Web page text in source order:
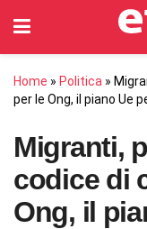
Home » Politica »
per le Ong, il piano Ue
Migranti,
codice di
Ong, il